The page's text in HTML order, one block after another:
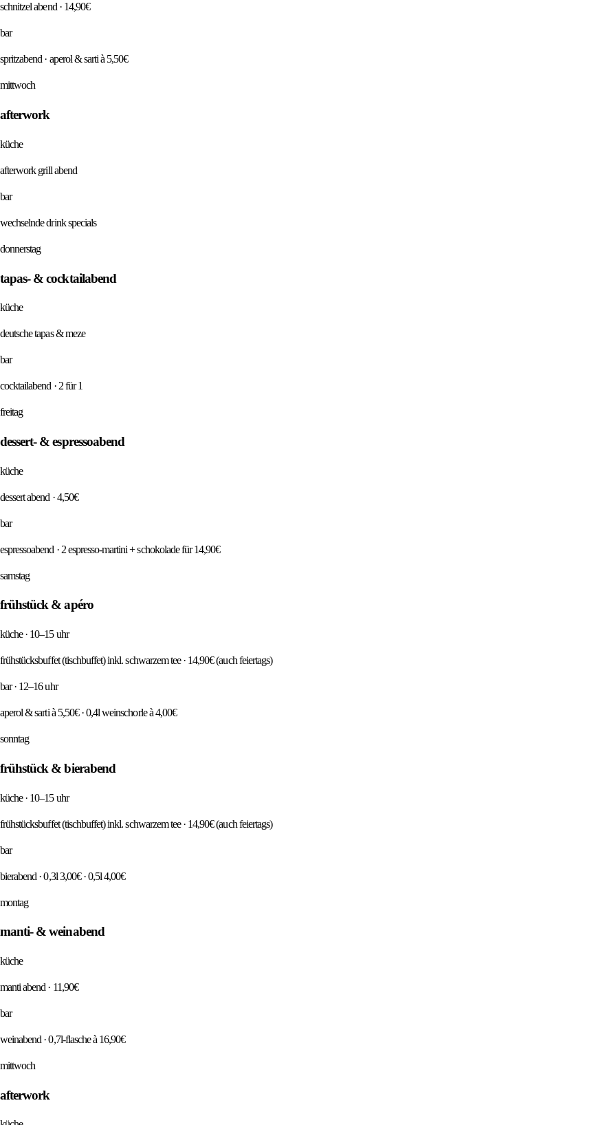
schnitzel abend · 14,90€
bar
spritzabend · aperol & sarti à 5,50€
mittwoch
afterwork
küche
afterwork grill abend
bar
wechselnde drink specials
donnerstag
tapas- & cocktailabend
küche
deutsche tapas & meze
bar
cocktailabend · 2 für 1
freitag
dessert- & espressoabend
küche
dessert abend · 4,50€
bar
espressoabend · 2 espresso-martini + schokolade für 14,90€
samstag
frühstück & apéro
küche · 10–15 uhr
frühstücksbuffet (tischbuffet) inkl. schwarzem tee · 14,90€ (auch feiertags)
bar · 12–16 uhr
aperol & sarti à 5,50€ · 0,4l weinschorle à 4,00€
sonntag
frühstück & bierabend
küche · 10–15 uhr
frühstücksbuffet (tischbuffet) inkl. schwarzem tee · 14,90€ (auch feiertags)
bar
bierabend · 0,3l 3,00€ · 0,5l 4,00€
montag
manti- & weinabend
küche
manti abend · 11,90€
bar
weinabend · 0,7l-flasche à 16,90€
mittwoch
afterwork